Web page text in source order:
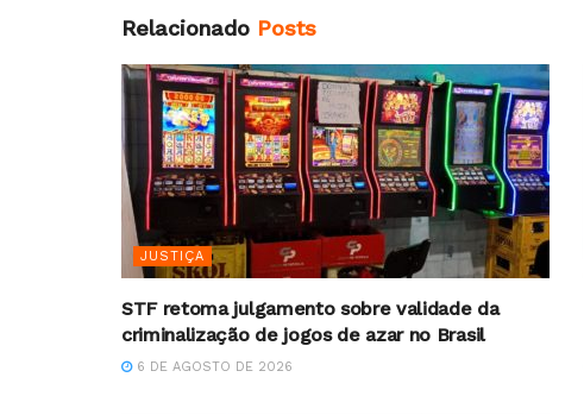
Relacionado Posts
JUSTIÇA
STF retoma julgamento sobre validade da
criminalização de jogos de azar no Brasil
6 DE AGOSTO DE 2026